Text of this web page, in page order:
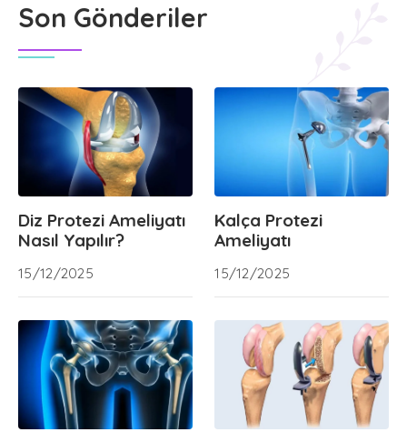
Son Gönderiler
Diz Protezi Ameliyatı
Nasıl Yapılır?
15/12/2025
Kalça Protezi
Ameliyatı
15/12/2025